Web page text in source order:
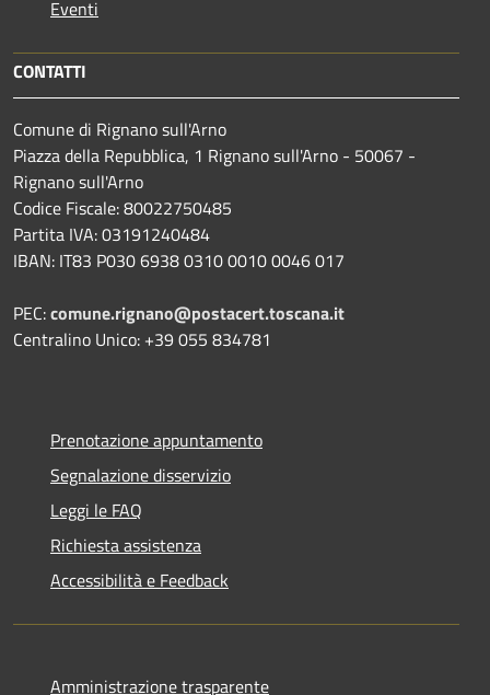
Eventi
CONTATTI
Comune di Rignano sull'Arno
Piazza della Repubblica, 1 Rignano sull'Arno - 50067 -
Rignano sull'Arno
Codice Fiscale: 80022750485
Partita IVA: 03191240484
IBAN: IT83 P030 6938 0310 0010 0046 017
PEC:comune.rignano@postacert.toscana.it
Centralino Unico: +39 055 834781
Prenotazione appuntamento
Segnalazione disservizio
Leggi le FAQ
Richiesta assistenza
Accessibilità e Feedback
Amministrazione trasparente